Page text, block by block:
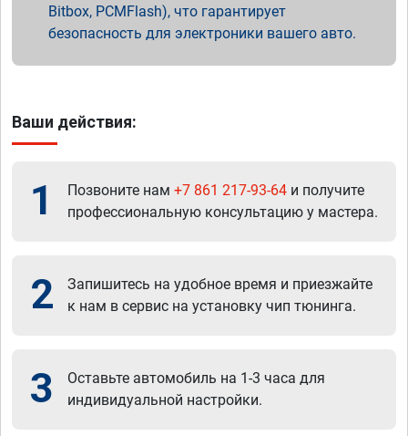
Bitbox, PCMFlash), что гарантирует
безопасность для электроники вашего авто.
Ваши действия:
1 Позвоните нам +7 861 217-93-64 и получите
профессиональную консультацию у мастера.
2
Запишитесь на удобное время и приезжайте
к нам в сервис на установку чип тюнинга.
3
Оставьте автомобиль на 1-3 часа для
индивидуальной настройки.